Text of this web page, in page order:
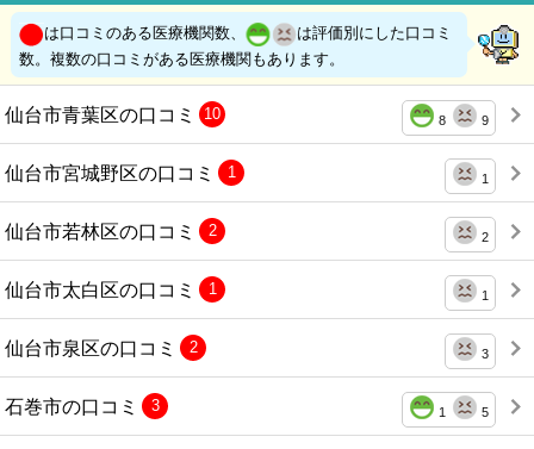
は口コミのある医療機関数、
は評価別にした口コミ
数。複数の口コミがある医療機関もあります。
仙台市青葉区の口コミ 8 9
10
仙台市宮城野区の口コミ 1
1
仙台市若林区の口コミ 2
2
仙台市太白区の口コミ 1
1
仙台市泉区の口コミ 3
2
石巻市の口コミ 1 5
3